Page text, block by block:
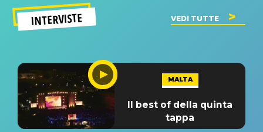
INTERVISTE VEDI TUTTE
MALTA
Il best of della quinta
tappa